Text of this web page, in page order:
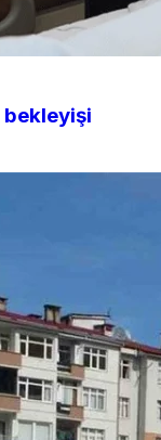
bekleyişi